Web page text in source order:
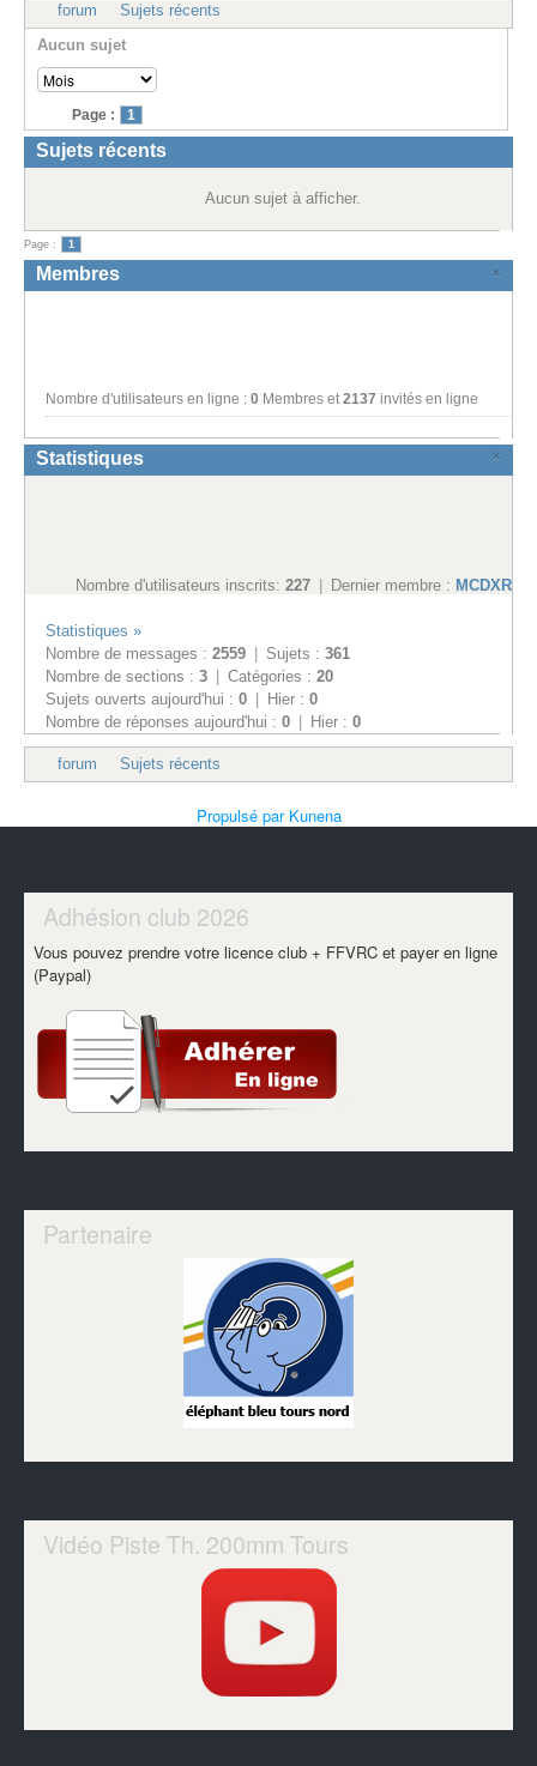
forum
Sujets récents
Aucun sujet
Page : 1
Sujets récents
Aucun sujet à afficher.
Page : 1
×
Membres
Nombre d'utilisateurs en ligne : 0 Membres et2137 invités en ligne
×
Statistiques
Nombre d'utilisateurs inscrits: 227 Dernier membre : MCDXR5
Statistiques »
Nombre de messages : 2559 Sujets : 361
Nombre de sections : 3 Catégories : 20
Sujets ouverts aujourd'hui : 0 Hier : 0
Nombre de réponses aujourd'hui : 0 Hier : 0
forum Sujets récents
Propulsé par Kunena
Adhésion club 2026
Vous pouvez prendre votre licence club + FFVRC et payer en ligne
(Paypal)
Partenaire
Vidéo Piste Th. 200mm Tours